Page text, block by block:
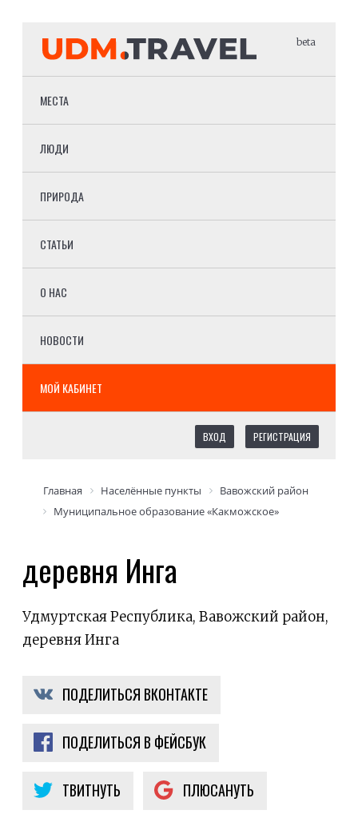
beta
МЕСТА
ЛЮДИ
ПРИРОДА
СТАТЬИ
О НАС
НОВОСТИ
МОЙ КАБИНЕТ
ВХОД РЕГИСТРАЦИЯ
Главная Населённые пункты
Вавожский район
Муниципальное образование «Какможское»
деревня Инга
Удмуртская Республика, Вавожский район,
деревня Инга
ПОДЕЛИТЬСЯ ВКОНТАКТЕ
ПОДЕЛИТЬСЯ В ФЕЙСБУК
ТВИТНУТЬ ПЛЮСАНУТЬ